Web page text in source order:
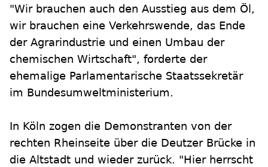
"Wir brauchen auch den Ausstieg aus dem Öl,
wir brauchen eine Verkehrswende, das Ende
der Agrarindustrie und einen Umbau der
chemischen Wirtschaft", forderte der
ehemalige Parlamentarische Staatssekretär
im Bundesumweltministerium.
In Köln zogen die Demonstranten von der
rechten Rheinseite über die Deutzer Brücke in
die Altstadt und wieder zurück. "Hier herrscht